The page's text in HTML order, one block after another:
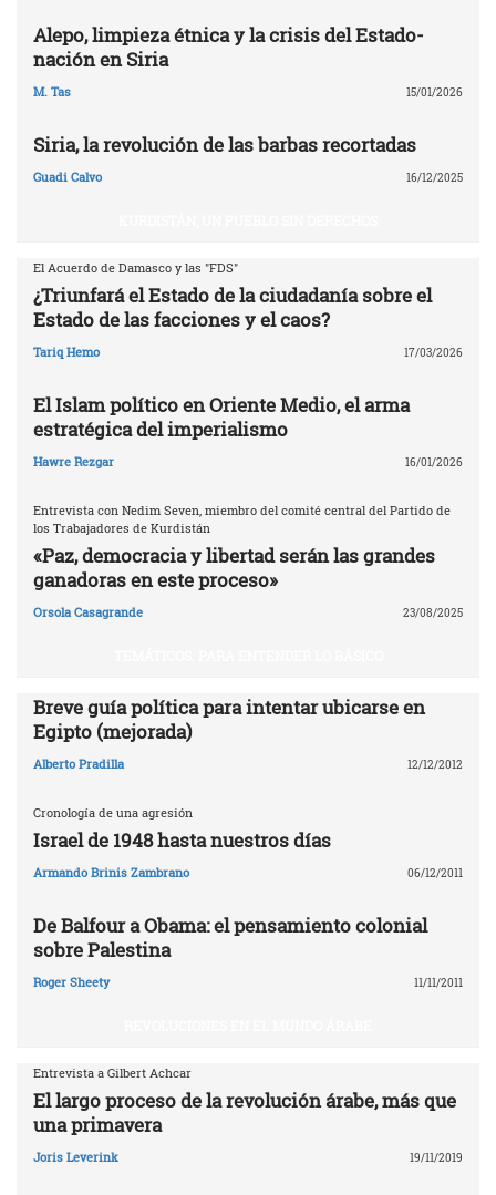
Alepo, limpieza étnica y la crisis del Estado-
nación en Siria
M. Tas 15/01/2026
Siria, la revolución de las barbas recortadas
Guadi Calvo 16/12/2025
El Acuerdo de Damasco y las "FDS"
¿Triunfará el Estado de la ciudadanía sobre el
Estado de las facciones y el caos?
Tariq Hemo 17/03/2026
El Islam político en Oriente Medio, el arma
estratégica del imperialismo
Hawre Rezgar 16/01/2026
Entrevista con Nedim Seven, miembro del comité central del Partido de
los Trabajadores de Kurdistán
«Paz, democracia y libertad serán las grandes
ganadoras en este proceso»
Orsola Casagrande 23/08/2025
Breve guía política para intentar ubicarse en
Egipto (mejorada)
Alberto Pradilla 12/12/2012
Cronología de una agresión
Israel de 1948 hasta nuestros días
Armando Brinis Zambrano 06/12/2011
De Balfour a Obama: el pensamiento colonial
sobre Palestina
Roger Sheety 11/11/2011
Entrevista a Gilbert Achcar
El largo proceso de la revolución árabe, más que
una primavera
Joris Leverink 19/11/2019